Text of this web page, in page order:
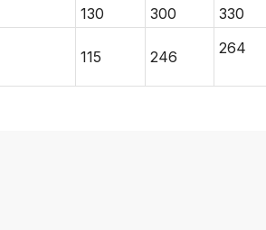
130 300 330
115 246 264